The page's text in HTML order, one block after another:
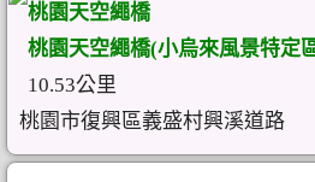
桃園天空繩橋
桃園天空繩橋(小烏來風景特定
10.53公里
桃園市復興區義盛村興溪道路